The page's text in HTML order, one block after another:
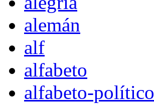
alemán
alf
alfabeto
alfabeto-político